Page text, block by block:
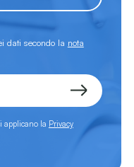
dati secondo la nota
applicano la Privacy